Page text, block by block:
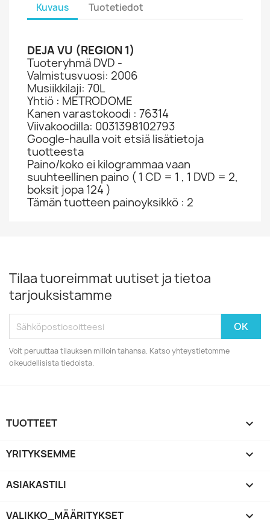
Kuvaus Tuotetiedot
DEJA VU (REGION 1)
Tuoteryhmä DVD -
Valmistusvuosi: 2006
Musiikkilaji: 70L
Yhtiö : METRODOME
Kanen varastokoodi : 76314
Viivakoodilla: 0031398102793
Google-haulla voit etsiä lisätietoja
tuotteesta
Paino/koko ei kilogrammaa vaan
suuhteellinen paino ( 1 CD = 1 , 1 DVD = 2,
boksit jopa 124 )
Tämän tuotteen painoyksikkö : 2
Tilaa tuoreimmat uutiset ja tietoa
tarjouksistamme
Voit peruuttaa tilauksen milloin tahansa. Katso yhteystietomme
oikeudellisista tiedoista.
TUOTTEET 
YRITYKSEMME 
ASIAKASTILI 
VALIKKO_MÄÄRITYKSET keyboard_arrow_down